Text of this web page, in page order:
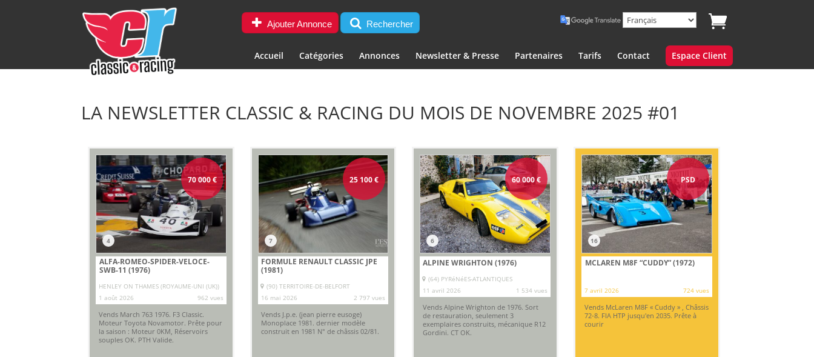
Ajouter Annonce Rechercher
Accueil Catégories Annonces Newsletter & Presse Partenaires Tarifs Contact Espace Client
LA NEWSLETTER CLASSIC & RACING DU MOIS DE NOVEMBRE 2025 #01
70 000€
4
ALFA-ROMEO-SPIDER-VELOCE-
SWB-11 (1976)
HENLEY ON THAMES (ROYAUME-UNI (UK))
1 août 2026
962 vues
Vends March 763 1976. F3 Classic.
Moteur Toyota Novamotor. Prête pour
la saison : Moteur 0KM, Réservoirs
souples OK. PTH Valide.
25 100€
7
FORMULE RENAULT CLASSIC JPE
(1981)
(90) TERRITOIRE-DE-BELFORT
16 mai 2026
2 797 vues
Vends J.p.e. (jean pierre eusoge)
Monoplace 1981. dernier modèle
construit en 1981 N° de châssis 02/81.
60 000€
6
ALPINE WRIGHTON (1976)
(64) PYRéNéES-ATLANTIQUES
11 avril 2026
1 534 vues
Vends Alpine Wrighton de 1976. Sort
de restauration, seulement 3
exemplaires construits, mécanique R12
Gordini. CT OK.
PSD
16
MCLAREN M8F “CUDDY” (1972)
7 avril 2026 724 vues
Vends McLaren M8F « Cuddy » , Châssis
72-8. FIA HTP jusqu'en 2035. Prête à
courir